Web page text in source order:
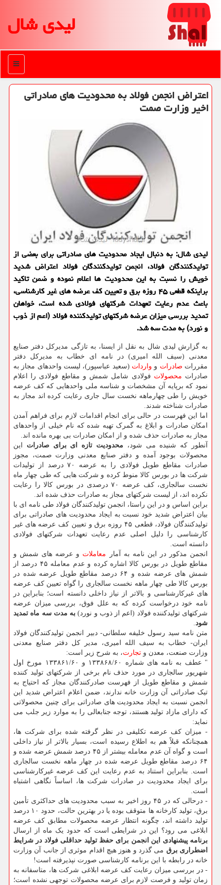
لیدی شال
منو
اعتراض انجمن فولاد به محدودیت های صادراتی
اخیر وزارت صمت
لیدی شال: به دنبال ایجاد محدودیت های صادراتی برای بعضی از
تولیدکنندگان فولاد، انجمن تولیدکنندگان فولاد اعتراض شدید
خویش را نسبت به این محدودیت ها اعلام نموده و ضمن تاکید
براینکه قطعی ۴۵ روزه برق و تعیین کف عرضه های غیر کارشناسی،
باعث عدم رعایت تعهدات شرکتهای فولادی شده است، خواهان
تمدید بررسی میزان عرضه شرکتهای تولیدکننده فولاد (اعم از ذوب
و نورد) به مدت سه شد.
به گزارش لیدی شال به نقل از ایسنا، به تازگی مدیرکل دفتر صنایع
معدنی (سیف الله امیری) در نامه ای خطاب به مدیرکل دفتر
مقررات صادرات و واردات (سعید عباسپور)، لیست واحدهای مجاز به
صادرات محصولات فولادی شامل شمش و مقاطع فولادی را اعلام
نمود که برپایه آن مشخصات و شناسه ملی واحدهایی که کف عرضه
خویش را طی چهارماهه نخست سال جاری رعایت کرده اند مجاز به
صادرات شناخته شدند.
اما این فهرست در حالی برای انجام اقدامات لازم برای فراهم آمدن
امکان صادرات و ابلاغ به گمرک تهیه شده که نام خیلی از واحدهای
مجاز به صادرات حذف شده و از امکان صادرات بی بهره مانده اند.
آنطور که شنیده می شود، محدودیت تازه ای برای صادرات این
محصولات بوجود آمده و دفتر صنایع معدنی وزارت صمت، مجوز
صادرات مقاطع طویل فولادی را به عرضه ۷۰ درصد از تولیدات
شرکت ها در بورس کالا منوط کرده و شرکت هایی که طی چهار ماه
نخست سالجاری، کف عرضه ۷۰ درصدی در بورس کالا را رعایت
نکرده اند، از لیست شرکتهای مجاز به صادرات حذف شده اند.
براین اساس و در این راستا، انجمن تولیدکنندگان فولاد طی نامه ای با
بیان اعتراض شدید خود نسبت به ایجاد محدودیت های صادراتی برای
تولیدکنندگان فولاد، قطعی ۴۵ روزه برق و تعیین کف عرضه های غیر
کارشناسی را دلیل اصلی عدم رعایت تعهدات شرکتهای فولادی
دانسته است.
انجمن مذکور در این نامه به آمار معاملات و عرضه های شمش و
مقاطع طویل در بورس کالا اشاره کرده و عدم معامله ۴۵ درصد از
شمش های عرضه شده و ۶۴ درصد مقاطع طویل عرضه شده در
بورس کالا طی چهار ماهه نخست سالجاری را گواه تعیین کف عرضه
های غیرکارشناسی و بالاتر از نیاز داخلی دانسته است؛ بنابراین در
نامه خود درخواست کرده که به علل فوق، بررسی میزان عرضه
شرکتهای تولیدکننده فولاد (اعم از ذوب و نورد) به مدت سه ماه تمدید
شود.
متن نامه سید رسول خلیفه سلطانی- دبیر انجمن تولیدکنندگان فولاد
ایران- خطاب به سیف الله امیری، مدیر کل دفتر صنایع معدنی
وزارت صنعت، معدن و تجارت، به شرح زیر است:
" عطف به نامه های شماره ۱۳۳۸۶۸/۶۰ و ۱۳۳۸۶۱/۶۰ مورخ اول
شهریور سالجاری در مورد حذف نام برخی از شرکتهای تولید کننده
شمش و مقاطع طویل از فهرست صادرکنندگان مجاز که احتیاج به
تیک صادراتی آن وزارت خانه ندارند، ضمن اعلام اعتراض شدید این
انجمن نسبت به ایجاد محدودیت های صادراتی برای چنین محصولاتی
که دارای مازاد تولید هستند، توجه جنابعالی را به موارد زیر جلب می
نماید:
- میزان کف عرضه تکلیفی در نظر گرفته شده برای شرکت ها،
همچنانکه قبلاً هم به اطلاع رسیده است، بسیار بالاتر از نیاز داخلی
است و گواه آن عدم معامله بیشتر از ۴۵ درصد شمش عرضه شده و
۶۴ درصد مقاطع طویل عرضه شده در چهار ماهه نخست سالجاری
است. بنابراین استناد به عدم رعایت این کف عرضه غیرکارشناسی
برای ایجاد محدودیت در صادرات شرکت ها، اساساً نگاهی اشتباه
است.
- درحالی که در ۴۵ روز اخیر به سبب محدودیت های حداکثری تأمین
برق، تولید کارخانه ها متوقف بوده یا در بهترین حالت، حدود ۱۰ درصد
تولید داشته اند، چگونه انتظار عرضه محصولات مطابق کف عرضه
ابلاغی می رود؟ این در شرایطی است که حدود یک ماه از ارسال
برنامه پیشنهادی این انجمن برای حفظ تولید حداقلی فولاد در شرایط
اضطراری برق می گذرد و هنوز هیچ اقدام موثری از جانب آن وزارت
خانه در رابطه با این برنامه کارشناسی صورت نپذیرفته است!
- در بررسی میزان رعایت کف عرضه ابلاغی شرکت ها، متاسفانه به
زمان تولید و فرصت لازم برای عرضه محصولات توجهی نشده است؛